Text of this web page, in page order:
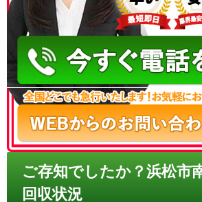
050-3186-
ご存知でしたか？浜松市
回収状況